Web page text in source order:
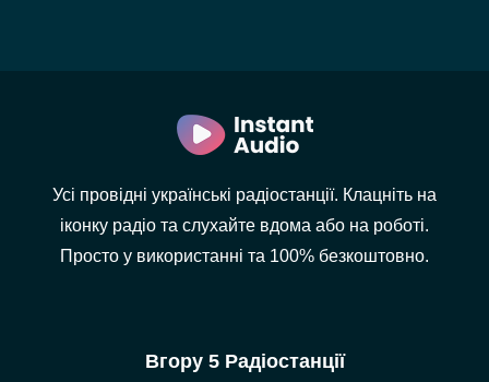
Усі провідні українські радіостанції. Клацніть на
іконку радіо та слухайте вдома або на роботі.
Просто у використанні та 100% безкоштовно.
Вгору 5 Радіостанції